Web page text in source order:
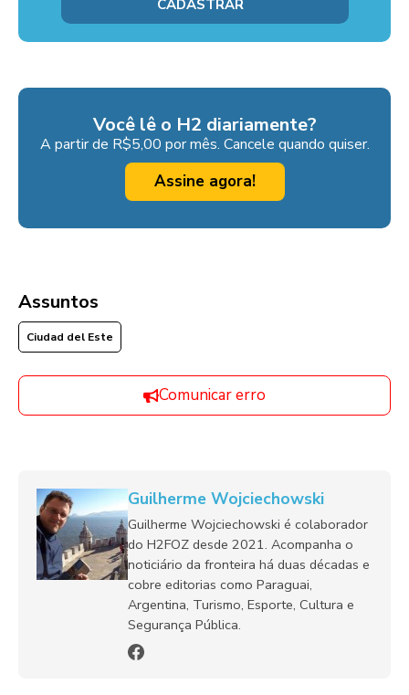
Você lê o H2 diariamente?
A partir de R$5,00 por mês. Cancele quando quiser.
Assine agora!
Assuntos
Ciudad del Este
Comunicar erro
Guilherme Wojciechowski
Guilherme Wojciechowski é colaborador
do H2FOZ desde 2021. Acompanha o
noticiário da fronteira há duas décadas e
cobre editorias como Paraguai,
Argentina, Turismo, Esporte, Cultura e
Segurança Pública.